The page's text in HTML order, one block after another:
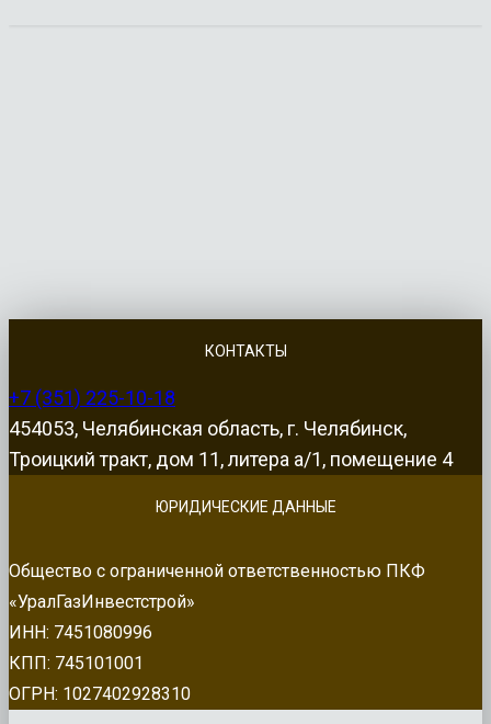
КОНТАКТЫ
+7 (351) 225-10-18
454053, Челябинская область, г. Челябинск,
Троицкий тракт, дом 11, литера а/1, помещение 4
ЮРИДИЧЕСКИЕ ДАННЫЕ
Общество с ограниченной ответственностью ПКФ
«УралГазИнвестстрой»
ИНН: 7451080996
КПП: 745101001
ОГРН: 1027402928310